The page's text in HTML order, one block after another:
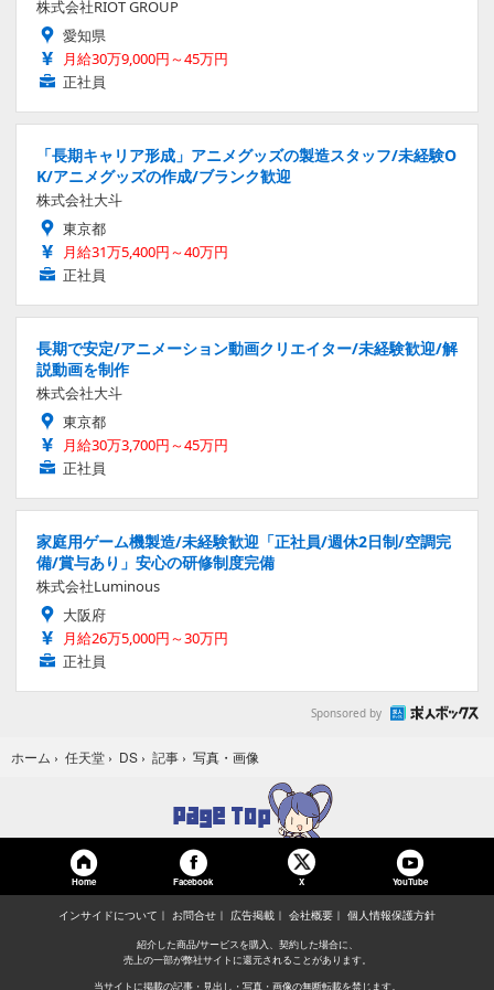
株式会社RIOT GROUP
愛知県
月給30万9,000円～45万円
正社員
「長期キャリア形成」アニメグッズの製造スタッフ/未経験O
K/アニメグッズの作成/ブランク歓迎
株式会社大斗
東京都
月給31万5,400円～40万円
正社員
長期で安定/アニメーション動画クリエイター/未経験歓迎/解
説動画を制作
株式会社大斗
東京都
月給30万3,700円～45万円
正社員
家庭用ゲーム機製造/未経験歓迎「正社員/週休2日制/空調完
備/賞与あり」安心の研修制度完備
株式会社Luminous
大阪府
月給26万5,000円～30万円
正社員
Sponsored by
ホーム › 任天堂 › DS › 記事 › 写真・画像
Home Facebook X YouTube
インサイドについて お問合せ 広告掲載 会社概要 個人情報保護方針
紹介した商品/サービスを購入、契約した場合に、
売上の一部が弊社サイトに還元されることがあります。
当サイトに掲載の記事・見出し・写真・画像の無断転載を禁じます。